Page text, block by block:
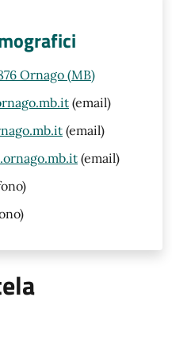
Ornago (MB)
(email)
(email)
(email)